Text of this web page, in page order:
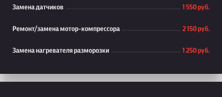
Замена датчиков 1 550 руб.
Ремонт/замена мотор-компрессора 2 150 руб.
Замена нагревателя разморозки 1 250 руб.